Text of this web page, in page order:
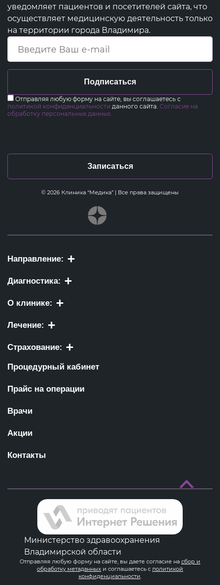
© 2026 Клиника “Медика” | Все права защищены
Записаться
Подписаться
Отправляя любую форму на сайте, вы соглашаетесь с
политикой конфиденциальности данного сайта. Согласие на
обработку персональных данных.
уведомляет пациентов и посетителей сайта, что
осуществляет медицинскую деятельность только
на территории города Владимира.
Направление:
Диагностика:
О клинике:
Лечение:
Страхование:
Процедурный кабинет
Прайс на операции
Врачи
Акции
Контакты
Министерство здравоохранения
Владимирской области
Отправляя любую форму на сайте, вы даете согласие на сбор и
обработку метаданных и соглашаетесь с политикой
конфиденциальности.